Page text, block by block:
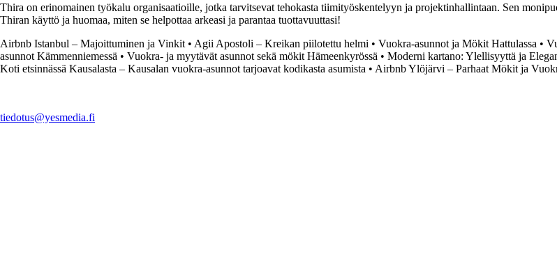
Thira on erinomainen työkalu organisaatioille, jotka tarvitsevat tehokasta tiimityöskentelyyn ja projektinhallintaan. Sen
Thiran käyttö ja huomaa, miten se helpottaa arkeasi ja parantaa tuottavuuttasi!
Airbnb Istanbul – Majoittuminen ja Vinkit • Agii Apostoli – Kreikan piilotettu helmi • Vuokra-asunnot ja Mökit Hattulassa •
asunnot Kämmenniemessä • Vuokra- ja myytävät asunnot sekä mökit Hämeenkyrössä • Moderni kartano: Ylellisyyttä ja
Koti etsinnässä Kausalasta – Kausalan vuokra-asunnot tarjoavat kodikasta asumista • Airbnb Ylöjärvi – Parhaat Mökit ja
tiedotus@yesmedia.fi